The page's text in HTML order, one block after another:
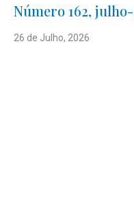
Número 162,
26 de Julho, 2026